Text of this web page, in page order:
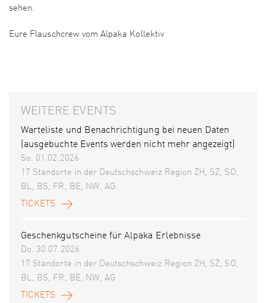
sehen.
Eure Flauschcrew vom Alpaka Kollektiv
WEITERE EVENTS
Warteliste und Benachrichtigung bei neuen Daten
(ausgebuchte Events werden nicht mehr angezeigt)
So. 01.02.2026
17 Standorte in der Deutschschweiz Region ZH, SZ, SO,
BL, BS, FR, BE, NW, AG
TICKETS
Geschenkgutscheine für Alpaka Erlebnisse
Do. 30.07.2026
17 Standorte in der Deutschschweiz Region ZH, SZ, SO,
BL, BS, FR, BE, NW, AG
TICKETS